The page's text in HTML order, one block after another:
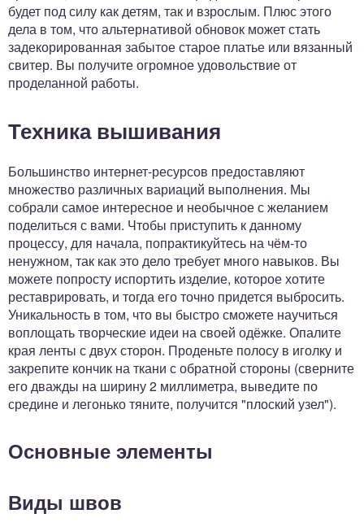
будет под силу как детям, так и взрослым. Плюс этого
дела в том, что альтернативой обновок может стать
задекорированная забытое старое платье или вязанный
свитер. Вы получите огромное удовольствие от
проделанной работы.
Техника вышивания
Большинство интернет-ресурсов предоставляют
множество различных вариаций выполнения. Мы
собрали самое интересное и необычное с желанием
поделиться с вами. Чтобы приступить к данному
процессу, для начала, попрактикуйтесь на чём-то
ненужном, так как это дело требует много навыков. Вы
можете попросту испортить изделие, которое хотите
реставрировать, и тогда его точно придется выбросить.
Уникальность в том, что вы быстро сможете научиться
воплощать творческие идеи на своей одёжке. Опалите
края ленты с двух сторон. Проденьте полосу в иголку и
закрепите кончик на ткани с обратной стороны (сверните
его дважды на ширину 2 миллиметра, выведите по
средине и легонько тяните, получится "плоский узел").
Основные элементы
Виды швов